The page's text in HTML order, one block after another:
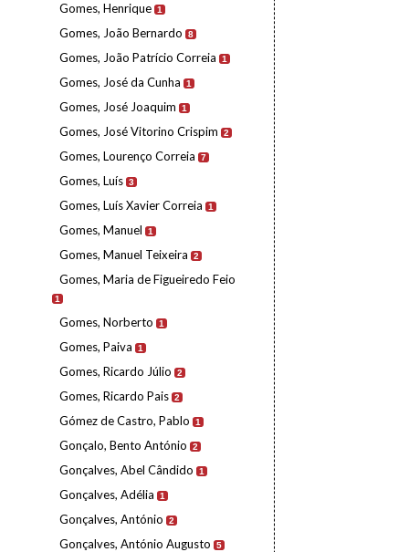
Gomes, Henrique 1
Gomes, João Bernardo 8
Gomes, João Patrício Correia 1
Gomes, José da Cunha 1
Gomes, José Joaquim 1
Gomes, José Vitorino Crispim 2
Gomes, Lourenço Correia 7
Gomes, Luís 3
Gomes, Luís Xavier Correia 1
Gomes, Manuel 1
Gomes, Manuel Teixeira 2
Gomes, Maria de Figueiredo Feio
1
Gomes, Norberto 1
Gomes, Paiva 1
Gomes, Ricardo Júlio 2
Gomes, Ricardo Pais 2
Gómez de Castro, Pablo 1
Gonçalo, Bento António 2
Gonçalves, Abel Cândido 1
Gonçalves, Adélia 1
Gonçalves, António 2
Gonçalves, António Augusto 5